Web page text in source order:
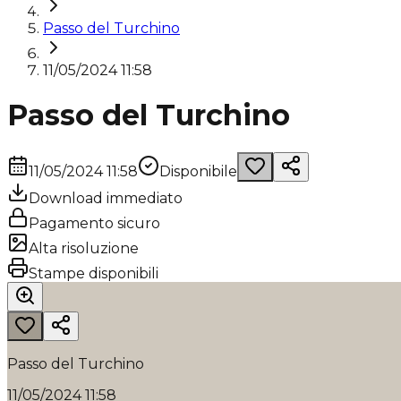
Passo del Turchino
11/05/2024 11:58
Passo del Turchino
11/05/2024 11:58
Disponibile
Download immediato
Pagamento sicuro
Alta risoluzione
Stampe disponibili
Passo del Turchino
11/05/2024 11:58